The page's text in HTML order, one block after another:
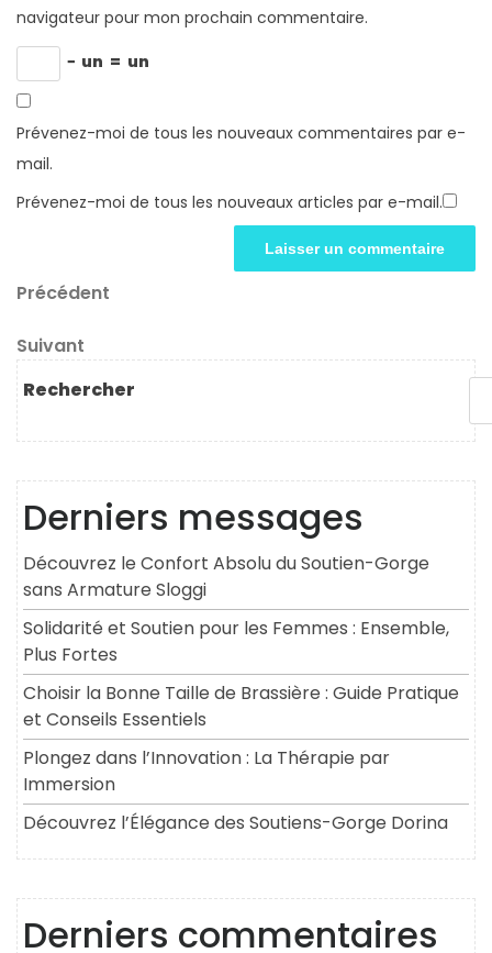
navigateur pour mon prochain commentaire.
− un = un
Prévenez-moi de tous les nouveaux commentaires par e-
mail.
Prévenez-moi de tous les nouveaux articles par e-mail.
Navigation
de
l’article
Article
Précédent
Article
suivant
Suivant
Rechercher
Derniers messages
Découvrez le Confort Absolu du Soutien-Gorge
sans Armature Sloggi
Solidarité et Soutien pour les Femmes : Ensemble,
Plus Fortes
Choisir la Bonne Taille de Brassière : Guide Pratique
et Conseils Essentiels
Plongez dans l’Innovation : La Thérapie par
Immersion
Découvrez l’Élégance des Soutiens-Gorge Dorina
Derniers commentaires